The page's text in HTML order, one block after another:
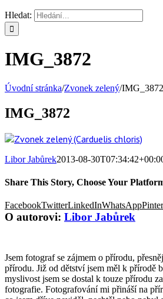
Hledat:
IMG_3872
Úvodní stránka/Zvonek zelený/IMG_3872
IMG_3872
Libor Jabůrek2013-08-
Share This Story, Choose Your
FacebookTwitterLinkedInWhatsApp
O autorovi: Libor Jabůrek
Jsem fotograf se zájmem o přírodu,
přírodu. Již od dětství jsem měl k přírodě
myslivost jsem se dostal k touze přírodu
fotografie. Fotografování mi přináší na